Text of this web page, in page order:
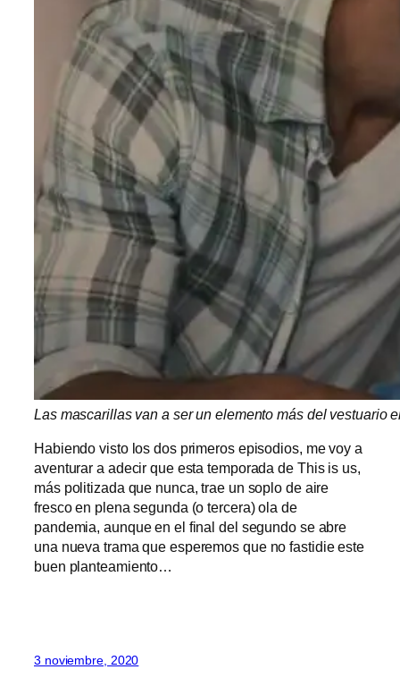
Las mascarillas van a ser un elemento más del vestuario
Habiendo visto los dos primeros episodios, me voy a
aventurar a adecir que esta temporada de This is us,
más politizada que nunca, trae un soplo de aire
fresco en plena segunda (o tercera) ola de
pandemia, aunque en el final del segundo se abre
una nueva trama que esperemos que no fastidie este
buen planteamiento…
3 noviembre, 2020